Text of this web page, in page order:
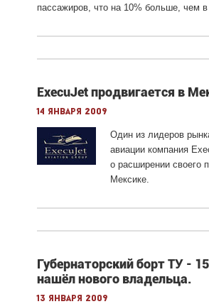
пассажиров, что на 10% больше, чем в
ExecuJet продвигается в
14 января 2009
Один из лидеров
авиации компания
о расширении своего
Мексике.
Губернаторский борт ТУ -
нашёл нового владельца.
13 января 2009